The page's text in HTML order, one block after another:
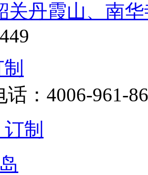
关丹霞山、南
话：4006-961-
制